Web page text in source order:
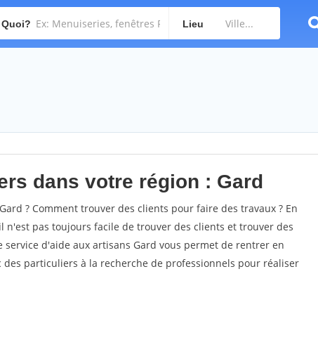
Quoi? Lieu
dans votre région : Gard
? Comment trouver des clients pour faire des travaux ? En
pas toujours facile de trouver des clients et trouver des
d'aide aux artisans Gard vous permet de rentrer en
particuliers à la recherche de professionnels pour réaliser